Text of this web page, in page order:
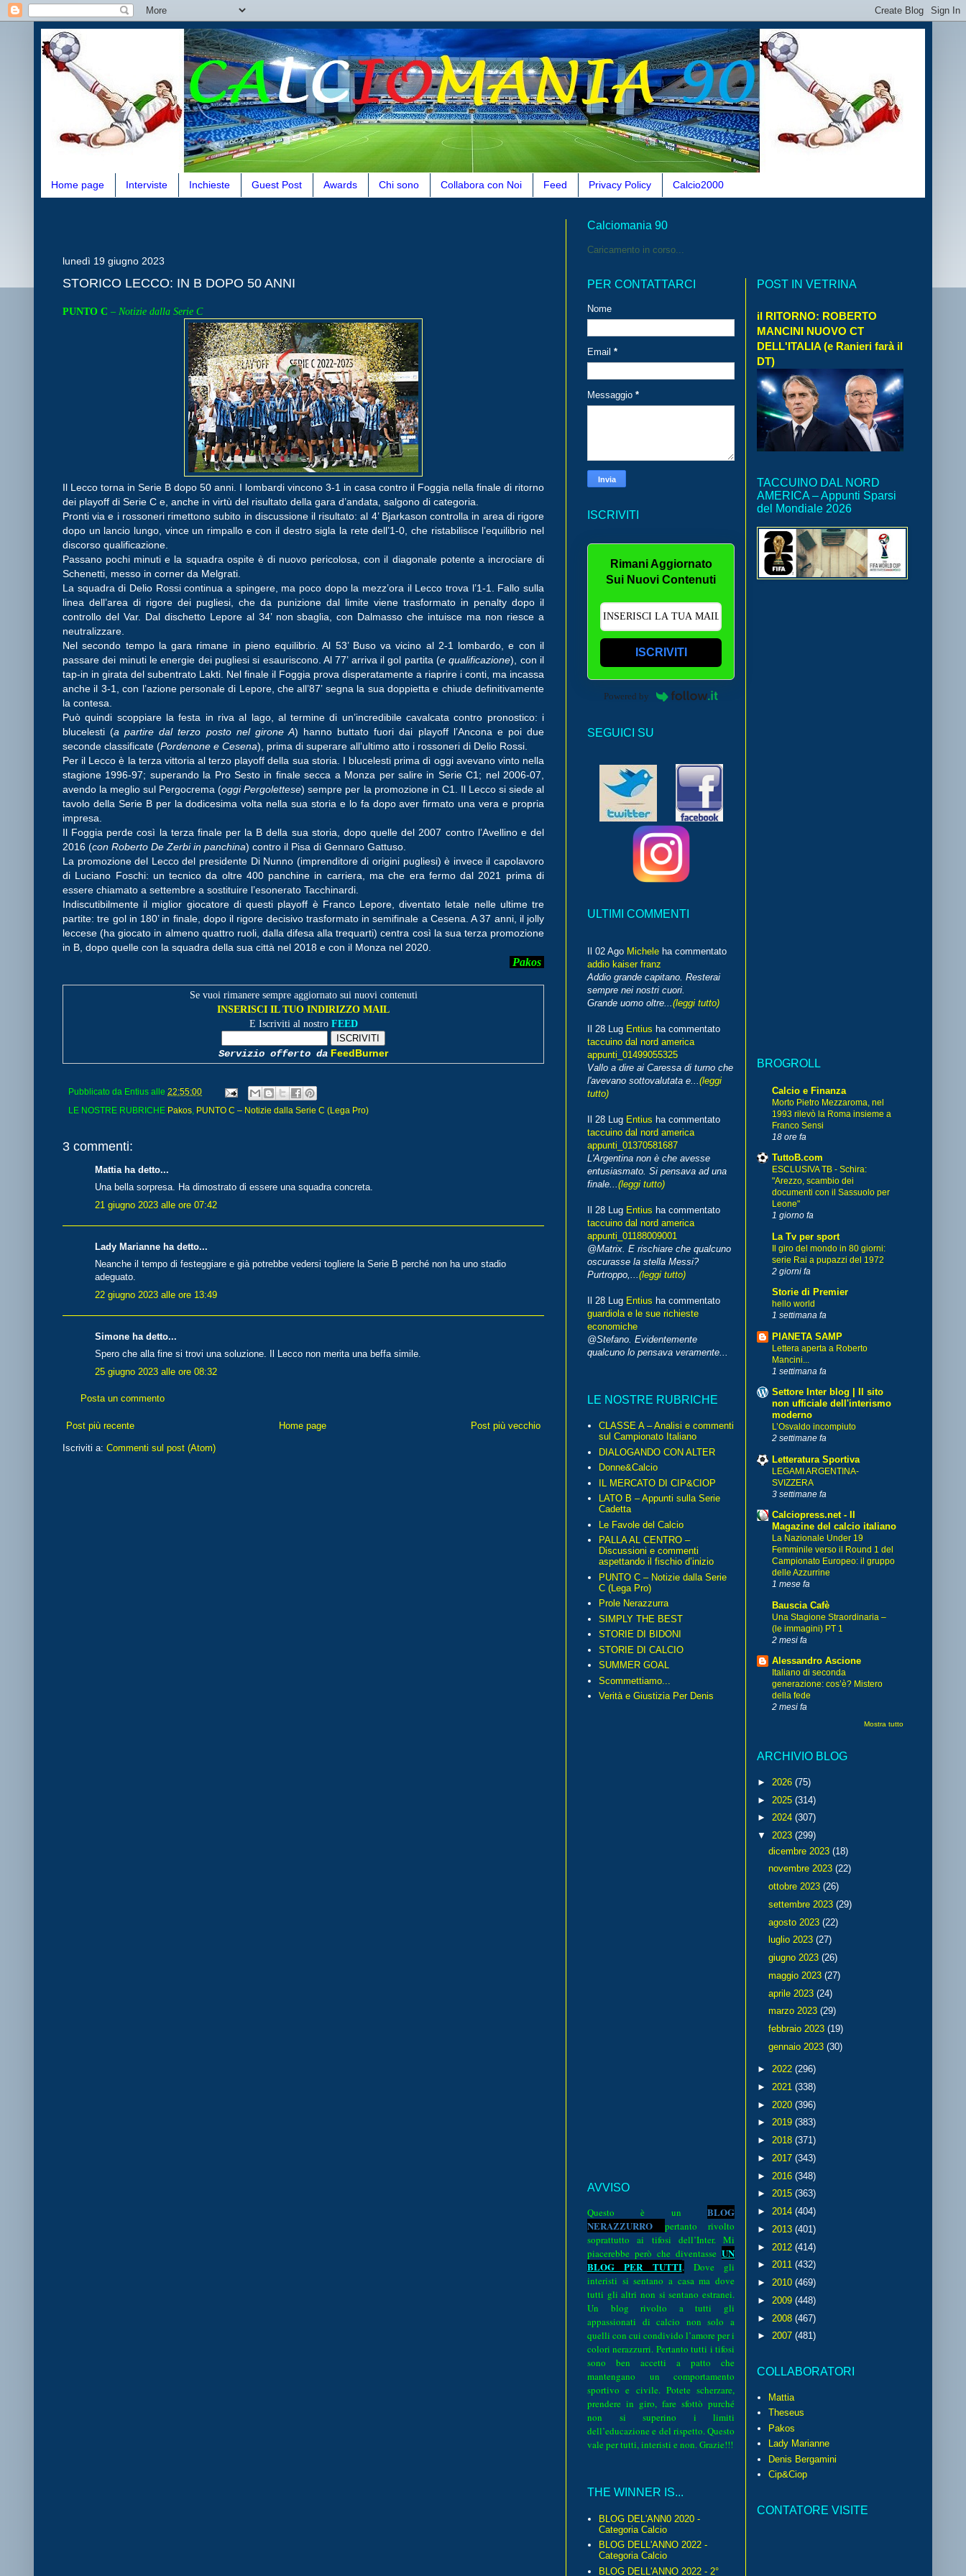
Home page Interviste Inchieste Guest Post Awards Chi sono Collabora con Noi Feed Privacy Policy Calcio2000
lunedì 19 giugno 2023
STORICO LECCO: IN B DOPO 50 ANNI
PUNTO C – Notizie dalla Serie C
Il Lecco torna in Serie B dopo 50 anni. I lombardi vincono 3-1 in casa contro il Foggia nella finale di ritorno
dei playoff di Serie C e, anche in virtù del risultato della gara d’andata, salgono di categoria.
Pronti via e i rossoneri rimettono subito in discussione il risultato: al 4’ Bjarkason controlla in area di rigore
dopo un lancio lungo, vince un rimpallo e con il destro sigla la rete dell’1-0, che ristabilisce l’equilibrio nel
discorso qualificazione.
Passano pochi minuti e la squadra ospite è di nuovo pericolosa, con il diagonale potente a incrociare di
Schenetti, messo in corner da Melgrati.
La squadra di Delio Rossi continua a spingere, ma poco dopo la mezz’ora il Lecco trova l’1-1. Fallo sulla
linea dell’area di rigore dei pugliesi, che da punizione dal limite viene trasformato in penalty dopo il
controllo del Var. Dal dischetto Lepore al 34’ non sbaglia, con Dalmasso che intuisce ma non riesce a
neutralizzare.
Nel secondo tempo la gara rimane in pieno equilibrio. Al 53’ Buso va vicino al 2-1 lombardo, e con il
passare dei minuti le energie dei pugliesi si esauriscono. Al 77’ arriva il gol partita (e qualificazione), con il
tap-in in girata del subentrato Lakti. Nel finale il Foggia prova disperatamente a riaprire i conti, ma incassa
anche il 3-1, con l’azione personale di Lepore, che all’87’ segna la sua doppietta e chiude definitivamente
la contesa.
Può quindi scoppiare la festa in riva al lago, al termine di un’incredibile cavalcata contro pronostico: i
blucelesti (a partire dal terzo posto nel girone A) hanno buttato fuori dai playoff l’Ancona e poi due
seconde classificate (Pordenone e Cesena), prima di superare all’ultimo atto i rossoneri di Delio Rossi.
Per il Lecco è la terza vittoria al terzo playoff della sua storia. I blucelesti prima di oggi avevano vinto nella
stagione 1996-97; superando la Pro Sesto in finale secca a Monza per salire in Serie C1; nel 2006-07,
avendo la meglio sul Pergocrema (oggi Pergolettese) sempre per la promozione in C1. Il Lecco si siede al
tavolo della Serie B per la dodicesima volta nella sua storia e lo fa dopo aver firmato una vera e propria
impresa.
Il Foggia perde così la terza finale per la B della sua storia, dopo quelle del 2007 contro l’Avellino e del
2016 (con Roberto De Zerbi in panchina) contro il Pisa di Gennaro Gattuso.
La promozione del Lecco del presidente Di Nunno (imprenditore di origini pugliesi) è invece il capolavoro
di Luciano Foschi: un tecnico da oltre 400 panchine in carriera, ma che era fermo dal 2021 prima di
essere chiamato a settembre a sostituire l’esonerato Tacchinardi.
Indiscutibilmente il miglior giocatore di questi playoff è Franco Lepore, diventato letale nelle ultime tre
partite: tre gol in 180’ in finale, dopo il rigore decisivo trasformato in semifinale a Cesena. A 37 anni, il jolly
leccese (ha giocato in almeno quattro ruoli, dalla difesa alla trequarti) centra così la sua terza promozione
in B, dopo quelle con la squadra della sua città nel 2018 e con il Monza nel 2020.
Pakos
Se vuoi rimanere sempre aggiornato sui nuovi contenuti
INSERISCI IL TUO INDIRIZZO MAIL
E Iscriviti al nostro FEED
Servizio offerto da FeedBurner
Pubblicato da Entius alle 22:55:00
LE NOSTRE RUBRICHE Pakos PUNTO C – Notizie dalla Serie C (Lega Pro)
3 commenti:
Mattia ha detto...
Una bella sorpresa. Ha dimostrato di essere una squadra concreta.
21 giugno 2023 alle ore 07:42
Lady Marianne ha detto...
Neanche il tempo di festeggiare e già potrebbe vedersi togliere la Serie B perché non ha uno stadio
adeguato.
22 giugno 2023 alle ore 13:49
Simone ha detto...
Spero che alla fine si trovi una soluzione. Il Lecco non merita una beffa simile.
25 giugno 2023 alle ore 08:32
Posta un commento
Post più recente Post più vecchio
Home page
Iscriviti a: Commenti sul post (Atom)
Calciomania 90
Caricamento in corso...
PER CONTATTARCI
Nome
Email *
Messaggio *
ISCRIVITI
Rimani Aggiornato
Sui Nuovi Contenuti
ISCRIVITI
Powered by
SEGUICI SU
ULTIMI COMMENTI
Il 02 Ago Michele ha commentato
addio kaiser franz
Addio grande capitano. Resterai
sempre nei nostri cuori.
Grande uomo oltre... (leggi tutto)
Il 28 Lug Entius ha commentato
taccuino dal nord america
appunti_01499055325
Vallo a dire ai Caressa di turno che
l'avevano sottovalutata e... (leggi
tutto)
Il 28 Lug Entius ha commentato
taccuino dal nord america
appunti_01370581687
L'Argentina non è che avesse
entusiasmato. Si pensava ad una
finale... (leggi tutto)
Il 28 Lug Entius ha commentato
taccuino dal nord america
appunti_01188009001
@Matrix. E rischiare che qualcuno
oscurasse la stella Messi?
Purtroppo,... (leggi tutto)
Il 28 Lug Entius ha commentato
guardiola e le sue richieste
economiche
@Stefano. Evidentemente
qualcuno lo pensava veramente...
LE NOSTRE RUBRICHE
CLASSE A – Analisi e commenti
sul Campionato Italiano
DIALOGANDO CON ALTER
Donne&Calcio
IL MERCATO DI CIP&CIOP
LATO B – Appunti sulla Serie
Cadetta
Le Favole del Calcio
PALLA AL CENTRO –
Discussioni e commenti
aspettando il fischio d’inizio
PUNTO C – Notizie dalla Serie
C (Lega Pro)
Prole Nerazzurra
SIMPLY THE BEST
STORIE DI BIDONI
STORIE DI CALCIO
SUMMER GOAL
Scommettiamo...
Verità e Giustizia Per Denis
AVVISO
Questo è un BLOG
NERAZZURRO pertanto rivolto
soprattutto ai tifosi dell’Inter. Mi
piacerebbe però che diventasse UN
BLOG PER TUTTI.
Dove gli
interisti si sentano a casa ma dove
tutti gli altri non si sentano estranei.
Un blog rivolto a tutti gli
appassionati di calcio non solo a
quelli con cui condivido l’amore per i
colori nerazzurri. Pertanto tutti i tifosi
sono ben accetti a patto che
mantengano un comportamento
sportivo e civile. Potete scherzare,
prendere in giro, fare sfottò purché
non si superino i limiti
dell’educazione e del rispetto. Questo
vale per tutti, interisti e non. Grazie!!!
THE WINNER IS...
BLOG DEL'ANN0 2020 -
Categoria Calcio
BLOG DELL'ANNO 2022 -
Categoria Calcio
BLOG DELL'ANNO 2022 - 2°
POST IN VETRINA
il RITORNO: ROBERTO
MANCINI NUOVO CT
DELL'ITALIA (e Ranieri farà il
DT)
TACCUINO DAL NORD
AMERICA – Appunti Sparsi
del Mondiale 2026
BROGROLL
Calcio e Finanza
Morto Pietro Mezzaroma, nel
1993 rilevò la Roma insieme a
Franco Sensi
18 ore fa
TuttoB.com
ESCLUSIVA TB - Schira:
"Arezzo, scambio dei
documenti con il Sassuolo per
Leone"
1 giorno fa
La Tv per sport
Il giro del mondo in 80 giorni:
serie Rai a pupazzi del 1972
2 giorni fa
Storie di Premier
hello world
1 settimana fa
PIANETA SAMP
Lettera aperta a Roberto
Mancini...
1 settimana fa
Settore Inter blog | Il sito
non ufficiale dell'interismo
moderno
L’Osvaldo incompiuto
2 settimane fa
Letteratura Sportiva
LEGAMI ARGENTINA-
SVIZZERA
3 settimane fa
Calciopress.net - Il
Magazine del calcio italiano
La Nazionale Under 19
Femminile verso il Round 1 del
Campionato Europeo: il gruppo
delle Azzurrine
1 mese fa
Bauscia Cafè
Una Stagione Straordinaria –
(le immagini) PT 1
2 mesi fa
Alessandro Ascione
Italiano di seconda
generazione: cos’è? Mistero
della fede
2 mesi fa
Mostra tutto
ARCHIVIO BLOG
► 2026 (75)
► 2025 (314)
► 2024 (307)
▼ 2023 (299)
dicembre 2023 (18)
novembre 2023 (22)
ottobre 2023 (26)
settembre 2023 (29)
agosto 2023 (22)
luglio 2023 (27)
giugno 2023 (26)
maggio 2023 (27)
aprile 2023 (24)
marzo 2023 (29)
febbraio 2023 (19)
gennaio 2023 (30)
► 2022 (296)
► 2021 (338)
► 2020 (396)
► 2019 (383)
► 2018 (371)
► 2017 (343)
► 2016 (348)
► 2015 (363)
► 2014 (404)
► 2013 (401)
► 2012 (414)
► 2011 (432)
► 2010 (469)
► 2009 (448)
► 2008 (467)
► 2007 (481)
COLLABORATORI
Mattia
Theseus
Pakos
Lady Marianne
Denis Bergamini
Cip&Ciop
CONTATORE VISITE